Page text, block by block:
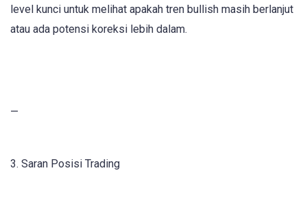
level kunci untuk melihat apakah tren bullish masih berlanjut
atau ada potensi koreksi lebih dalam.
—
3. Saran Posisi Trading